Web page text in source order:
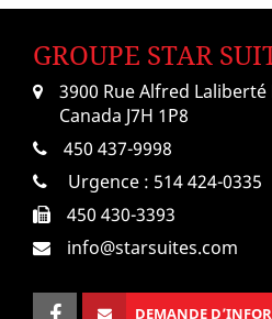
GROUPE STAR
3900 Rue Alfred
Canada J7H 1P8
450 437-9998
Urgence : 514 424-0335
450 430-3393
info@starsuites.com
DEMANDE